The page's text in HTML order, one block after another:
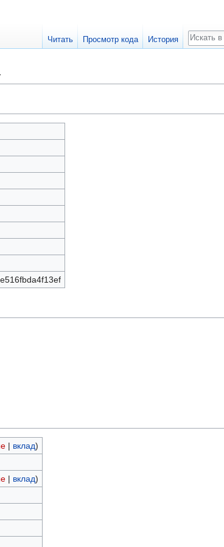
| вклад)
| вклад)
Читать Просмотр кода История
Поиск